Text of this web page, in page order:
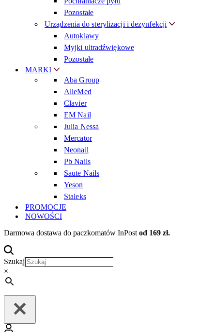
Pozostałe
Urządzenia do sterylizacji i dezynfekcji
Autoklawy
Myjki ultradźwiękowe
Pozostałe
MARKI
Aba Group
AlleMed
Clavier
EM Nail
Julia Nessa
Mercator
Neonail
Pb Nails
Saute Nails
Yeson
Staleks
PROMOCJE
NOWOŚCI
Darmowa dostawa do paczkomatów InPost od 169 zł.
Szukaj
×